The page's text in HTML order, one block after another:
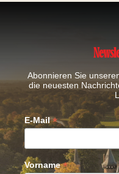
Abonnieren Sie
die neuesten
E-Mail*
Vorname*